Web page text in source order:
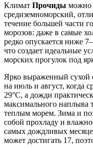
Климат Прочиды можно
средиземноморский,
течение большей части
морозов: даже в самые
редко опускается ниже
что создает идеальные
морских прогулок под
Ярко выраженный сухой
на июль и август, когда
29°C, а дожди
максимального наплыва
теплым морем. Зима и
собой прохладу и
самых дождливых
может достигать 17,